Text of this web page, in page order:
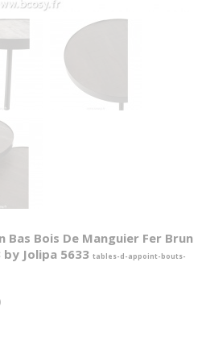
Bas Bois De Manguier Fer Brun
by Jolipa 5633 tables-d-appoint-bouts-